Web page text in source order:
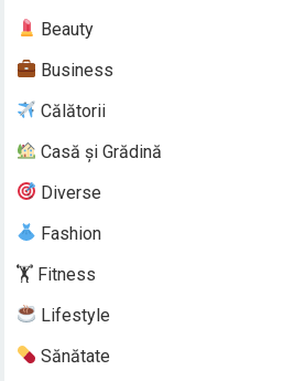
Beauty
Business
Călătorii
Casă și Grădină
Diverse
Fashion
🏋️ Fitness
Lifestyle
Sănătate